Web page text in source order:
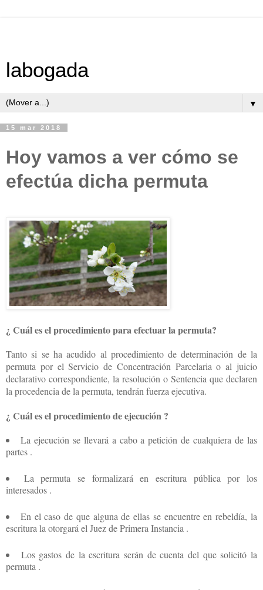
labogada
▼
15 mar 2018
Hoy vamos a ver cómo se
efectúa dicha permuta
¿ Cuál es el procedimiento para efectuar la permuta?
Tanto si se ha acudido al procedimiento de determinación de la
permuta por el Servicio de Concentración Parcelaria o al juicio
declarativo correspondiente, la resolución o Sentencia que declaren
la procedencia de la permuta, tendrán fuerza ejecutiva.
¿ Cuál es el procedimiento de ejecución ?
La ejecución se llevará a cabo a petición de cualquiera de las
partes .
La permuta se formalizará en escritura pública por los
interesados .
En el caso de que alguna de ellas se encuentre en rebeldía, la
escritura la otorgará el Juez de Primera Instancia .
Los gastos de la escritura serán de cuenta del que solicitó la
permuta .